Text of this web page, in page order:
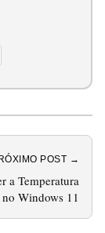
POST →
a Temperatura
Windows 11